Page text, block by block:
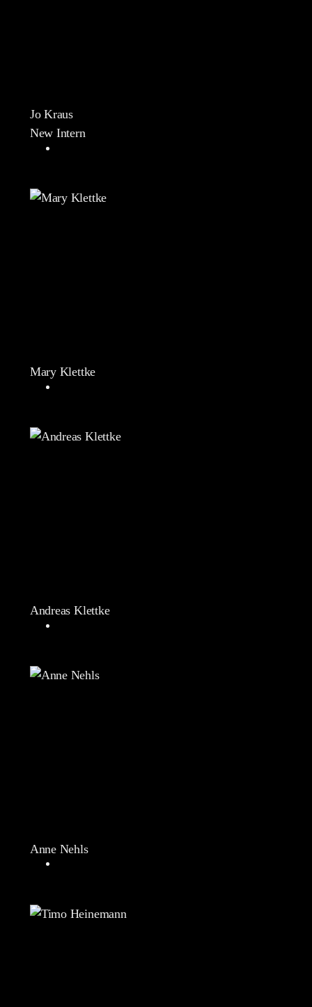
Jo Kraus
New Intern
Mary Klettke
Andreas Klettke
Anne Nehls